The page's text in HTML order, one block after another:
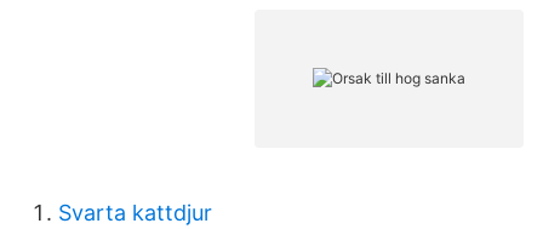
Svarta kattdjur